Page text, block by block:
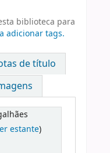
biblioteca para
adicionar tags.
de título
estante)